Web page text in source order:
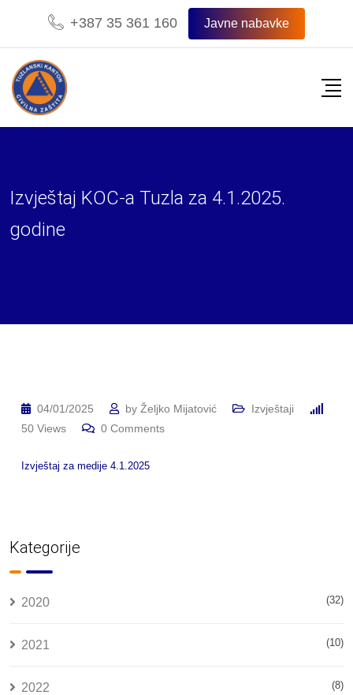
content
+387 35 361 160 Javne nabavke
Izvještaj KOC-a Tuzla za 4.1.2025.
godine
04/01/2025 by Željko Mijatović
Izvještaji
50 Views 0 Comments
Izvještaj za medije 4.1.2025
Kategorije
2020 (32)
2021 (10)
2022 (8)